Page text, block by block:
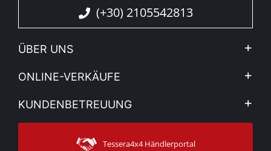
(+30) 2105542813
ÜBER UNS
Firma
Sehen Sie unsere Nachrichten
Sitemap
ONLINE-VERKÄUFE
Mein Konto
Versandarten
KUNDENBETREUUNG
Kontakt
Kundendienst
Tessera4x4 Händlerportal